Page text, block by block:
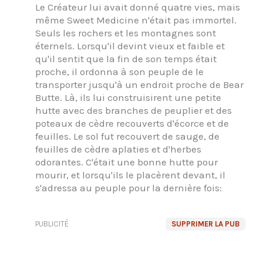
Le Créateur lui avait donné quatre vies, mais
même Sweet Medicine n'était pas immortel.
Seuls les rochers et les montagnes sont
éternels. Lorsqu'il devint vieux et faible et
qu'il sentit que la fin de son temps était
proche, il ordonna à son peuple de le
transporter jusqu'à un endroit proche de Bear
Butte. Là, ils lui construisirent une petite
hutte avec des branches de peuplier et des
poteaux de cèdre recouverts d'écorce et de
feuilles. Le sol fut recouvert de sauge, de
feuilles de cèdre aplaties et d'herbes
odorantes. C'était une bonne hutte pour
mourir, et lorsqu'ils le placèrent devant, il
s'adressa au peuple pour la dernière fois:
SUPPRIMER LA PUB
PUBLICITÉ